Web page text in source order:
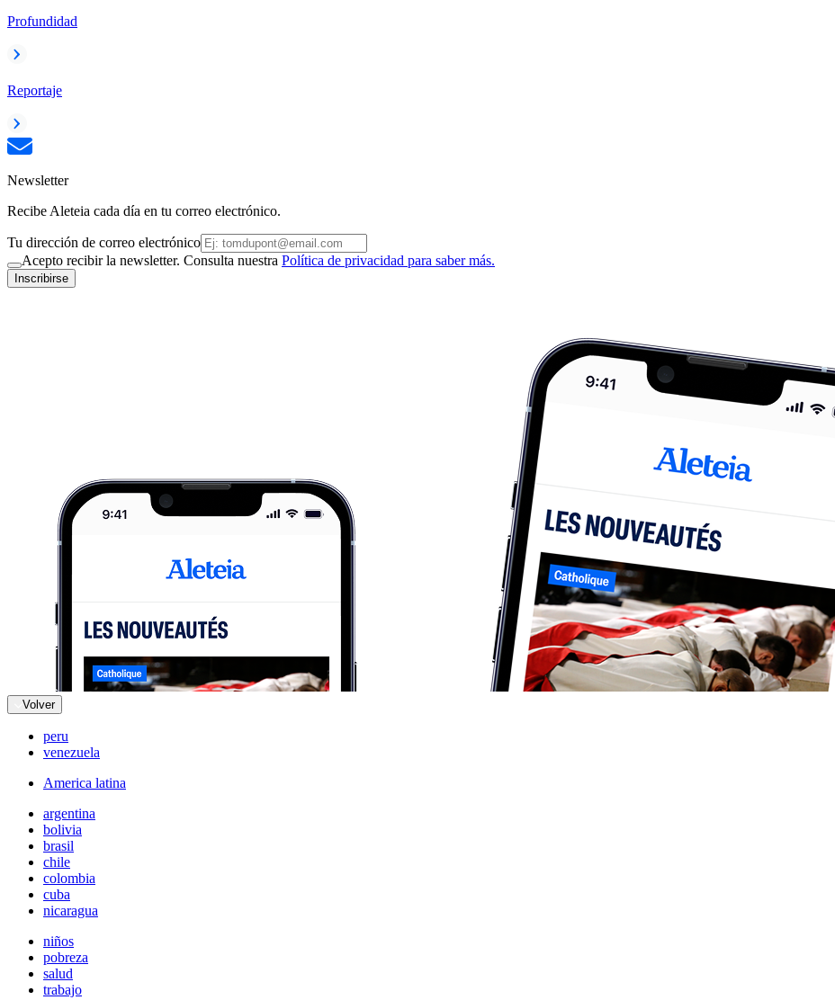
Profundidad
Reportaje
Newsletter
Recibe Aleteia cada día en tu correo electrónico.
Tu dirección de correo electrónico
Acepto recibir la newsletter. Consulta nuestra Política de privacidad para saber más.
Inscribirse
Volver
peru
venezuela
America latina
argentina
bolivia
brasil
chile
colombia
cuba
nicaragua
niños
pobreza
salud
trabajo